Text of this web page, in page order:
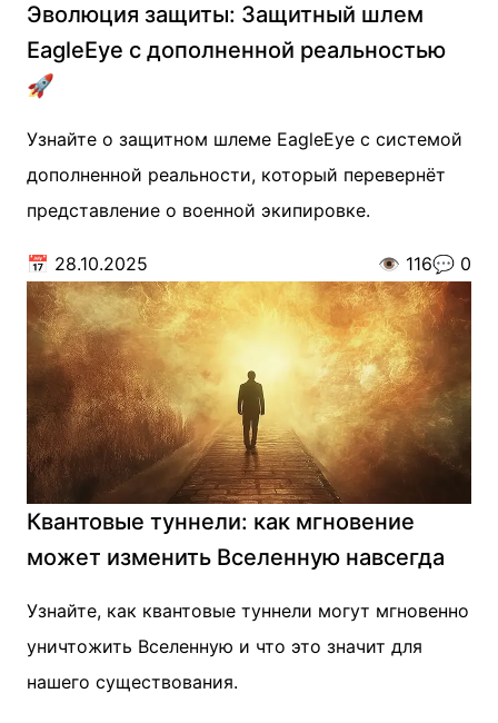
Эволюция защиты: Защитный шлем
EagleEye с дополненной реальностью
🚀
Узнайте о защитном шлеме EagleEye с системой
дополненной реальности, который перевернёт
представление о военной экипировке.
📅 28.10.2025 👁️ 116💬 0
Квантовые туннели: как мгновение
может изменить Вселенную навсегда
Узнайте, как квантовые туннели могут мгновенно
уничтожить Вселенную и что это значит для
нашего существования.